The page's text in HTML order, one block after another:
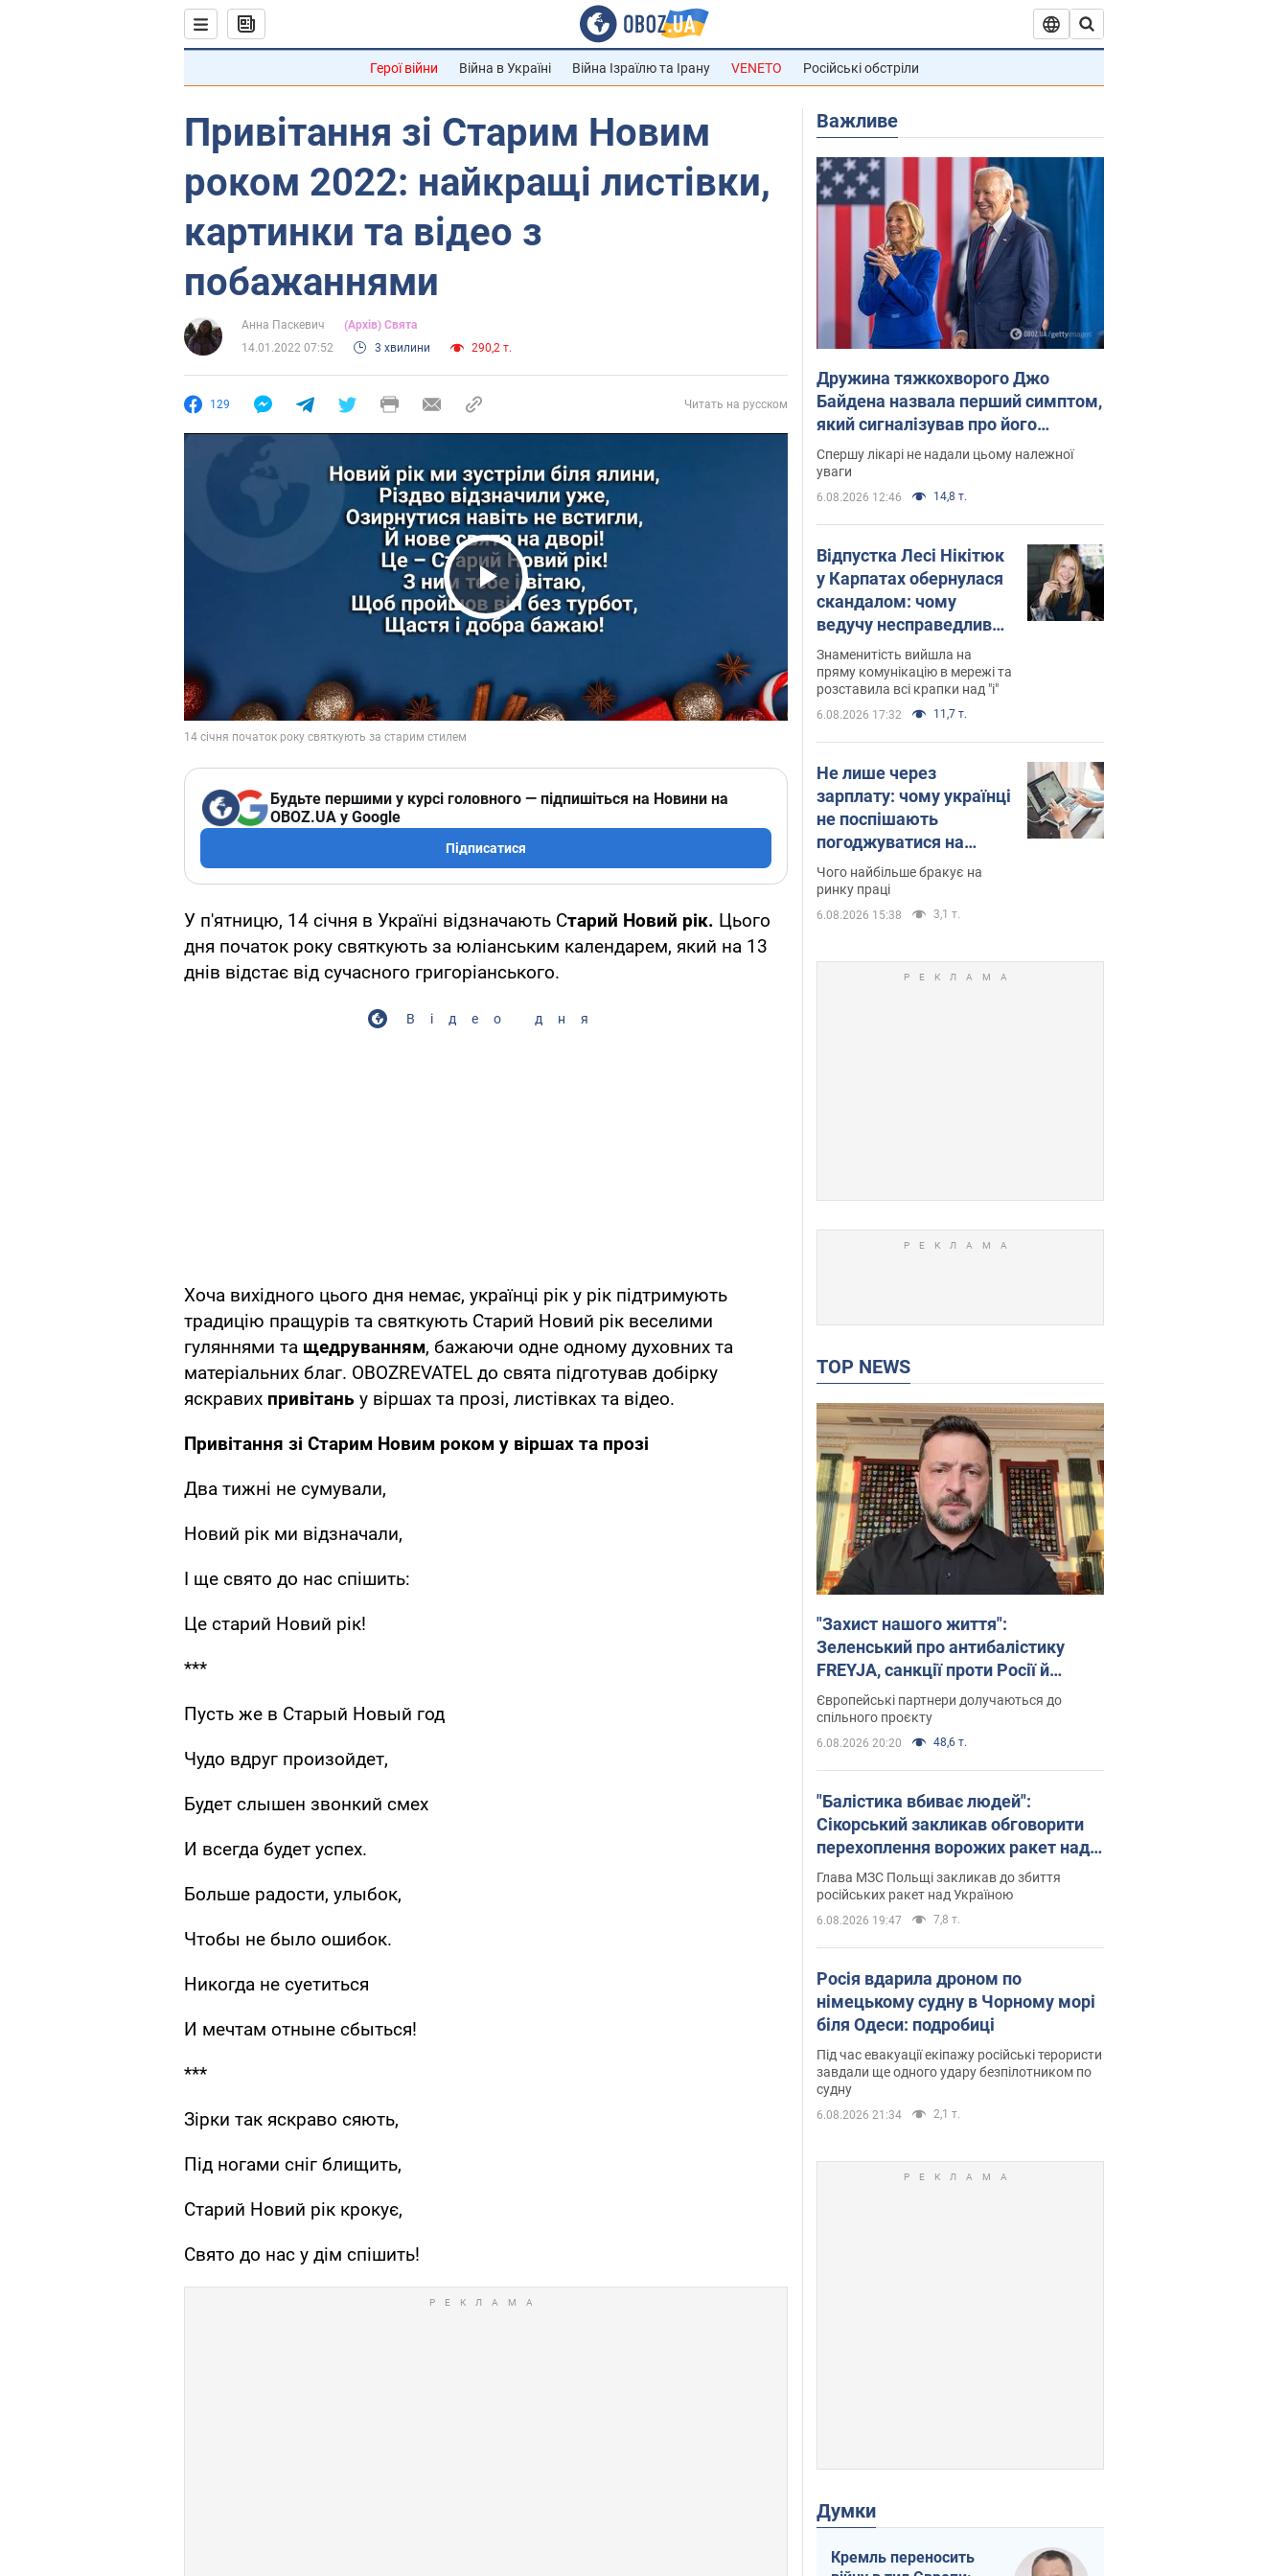
Герої війни Війна в Україні Війна Ізраїлю та Ірану VENETO Російські обстріли
Привітання зі Старим Новим
роком 2022: найкращі листівки,
картинки та відео з
побажаннями
Анна Паскевич
(Архів) Свята
14.01.2022 07:52
3 хвилини 290,2 т.
129 Читать на русском
Play Video
Будьте першими у курсі головного — підпишіться на Новини на
OBOZ.UA у Google
Підписатися
У п'ятницю, 14 січня в Україні відзначають Старий Новий рік. Цього
дня початок року святкують за юліанським календарем, який на 13
днів відстає від сучасного григоріанського.
Відео дня
Хоча вихідного цього дня немає, українці рік у рік підтримують
традицію пращурів та святкують Старий Новий рік веселими
гуляннями та щедруванням, бажаючи одне одному духовних та
матеріальних благ. OBOZREVATEL до свята підготував добірку
яскравих привітань у віршах та прозі, листівках та відео.
Привітання зі Старим Новим роком у віршах та прозі
Два тижні не сумували,
Новий рік ми відзначали,
І ще свято до нас спішить:
Це старий Новий рік!
***
Пусть же в Старый Новый год
Чудо вдруг произойдет,
Будет слышен звонкий смех
И всегда будет успех.
Больше радости, улыбок,
Чтобы не было ошибок.
Никогда не суетиться
И мечтам отныне сбыться!
***
Зірки так яскраво сяють,
Під ногами сніг блищить,
Старий Новий рік крокує,
Свято до нас у дім спішить!
Важливе
Дружина тяжкохворого Джо
Байдена назвала перший симптом,
який сигналізував про його
"агресивний" рак
Спершу лікарі не надали цьому належної
уваги
6.08.2026 12:46 14,8 т.
Відпустка Лесі Нікітюк
у Карпатах обернулася
скандалом: чому
ведучу несправедливо
захейтили
Знаменитість вийшла на
пряму комунікацію в мережі та
розставила всі крапки над "і"
6.08.2026 17:32 11,7 т.
Не лише через
зарплату: чому українці
не поспішають
погоджуватися на
вакансії
Чого найбільше бракує на
ринку праці
6.08.2026 15:38 3,1 т.
TOP NEWS
"Захист нашого життя":
Зеленський про антибалістику
FREYJA, санкції проти Росії й
підтримку аграріїв. Відео
Європейські партнери долучаються до
спільного проєкту
6.08.2026 20:20 48,6 т.
"Балістика вбиває людей":
Сікорський закликав обговорити
перехоплення ворожих ракет над
Україною
Глава МЗС Польщі закликав до збиття
російських ракет над Україною
6.08.2026 19:47 7,8 т.
Росія вдарила дроном по
німецькому судну в Чорному морі
біля Одеси: подробиці
Під час евакуації екіпажу російські терористи
завдали ще одного удару безпілотником по
судну
6.08.2026 21:34 2,1 т.
Думки
Кремль переносить